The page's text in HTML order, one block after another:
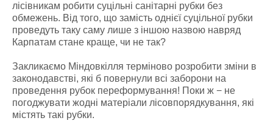
лісівникам робити суцільні санітарні рубки без
обмежень. Від того, що замість однієї суцільної рубки
проведуть таку саму лише з іншою назвою навряд
Карпатам стане краще, чи не так?
Закликаємо Міндовкілля терміново розробити зміни в
законодавстві, які б повернули всі заборони на
проведення рубок переформування! Поки ж − не
погоджувати жодні матеріали лісовпорядкування, які
містять такі рубки.